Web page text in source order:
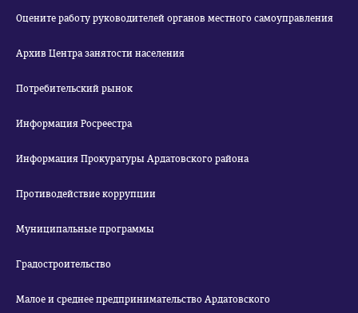
Оцените работу руководителей органов местного самоуправления
Архив Центра занятости населения
Потребительский рынок
Информация Росреестра
Информация Прокуратуры Ардатовского района
Противодействие коррупции
Муниципальные программы
Градостроительство
Малое и среднее предпринимательство Ардатовского